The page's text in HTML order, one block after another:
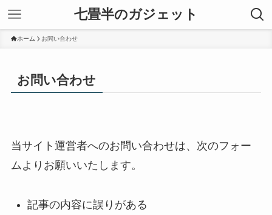
七畳半のガジェット
ホーム お問い合わせ
お問い合わせ
当サイト運営者へのお問い合わせは、次のフォー
ムよりお願いいたします。
記事の内容に誤りがある